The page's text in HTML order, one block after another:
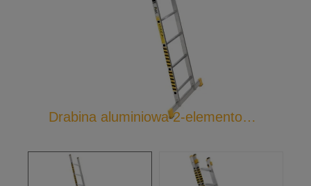
Drabina aluminiowa 2-elementowa wysuwana poszerzona profesjonalna Forte 87XX